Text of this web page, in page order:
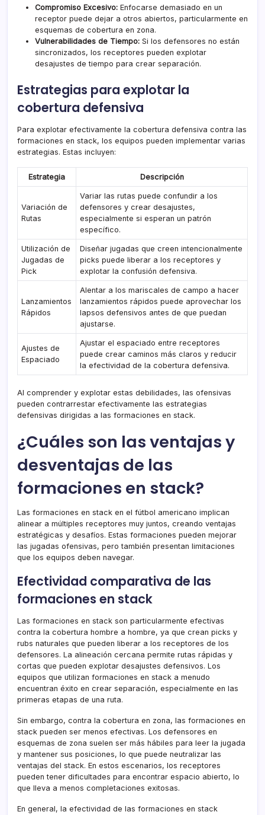
Compromiso Excesivo: Enfocarse demasiado en un
receptor puede dejar a otros abiertos, particularmente en
esquemas de cobertura en zona.
Vulnerabilidades de Tiempo: Si los defensores no están
sincronizados, los receptores pueden explotar
desajustes de tiempo para crear separación.
Estrategias para explotar la
cobertura defensiva
Para explotar efectivamente la cobertura defensiva contra las
formaciones en stack, los equipos pueden implementar varias
estrategias. Estas incluyen:
Estrategia Descripción
Variación de
Rutas
Variar las rutas puede confundir a los
defensores y crear desajustes,
especialmente si esperan un patrón
específico.
Utilización de
Jugadas de
Pick
Diseñar jugadas que creen intencionalmente
picks puede liberar a los receptores y
explotar la confusión defensiva.
Lanzamientos
Rápidos
Alentar a los mariscales de campo a hacer
lanzamientos rápidos puede aprovechar los
lapsos defensivos antes de que puedan
ajustarse.
Ajustes de
Espaciado
Ajustar el espaciado entre receptores
puede crear caminos más claros y reducir
la efectividad de la cobertura defensiva.
Al comprender y explotar estas debilidades, las ofensivas
pueden contrarrestar efectivamente las estrategias
defensivas dirigidas a las formaciones en stack.
¿Cuáles son las ventajas y
desventajas de las
formaciones en stack?
Las formaciones en stack en el fútbol americano implican
alinear a múltiples receptores muy juntos, creando ventajas
estratégicas y desafíos. Estas formaciones pueden mejorar
las jugadas ofensivas, pero también presentan limitaciones
que los equipos deben navegar.
Efectividad comparativa de las
formaciones en stack
Las formaciones en stack son particularmente efectivas
contra la cobertura hombre a hombre, ya que crean picks y
rubs naturales que pueden liberar a los receptores de los
defensores. La alineación cercana permite rutas rápidas y
cortas que pueden explotar desajustes defensivos. Los
equipos que utilizan formaciones en stack a menudo
encuentran éxito en crear separación, especialmente en las
primeras etapas de una ruta.
Sin embargo, contra la cobertura en zona, las formaciones en
stack pueden ser menos efectivas. Los defensores en
esquemas de zona suelen ser más hábiles para leer la jugada
y mantener sus posiciones, lo que puede neutralizar las
ventajas del stack. En estos escenarios, los receptores
pueden tener dificultades para encontrar espacio abierto, lo
que lleva a menos completaciones exitosas.
En general, la efectividad de las formaciones en stack